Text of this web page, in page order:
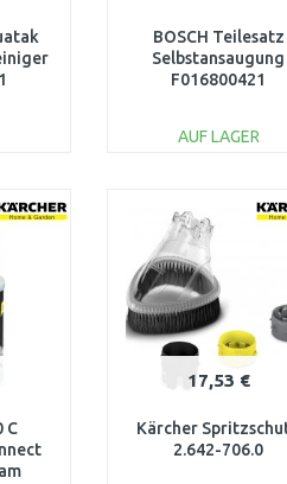
BOSCH Teilesatz
Selbstansaugung
F016800421
AUF LAGER
Vergleichen
C
17,53 €
Kärcher
2.642-706.0